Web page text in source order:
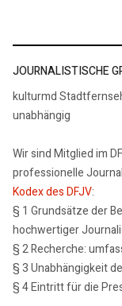
JOURNALISTISCHE
kulturmd
unabhängig
Wir sind Mitglied im
professionelle
Kodex des DFJV:
§ 1 Grundsätze der
hochwertiger
§ 2 Recherche:
§ 3 Unabhängigkeit
§ 4 Eintritt für die